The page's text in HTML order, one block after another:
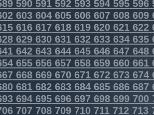
590591592593594595596
603604605606607608609
616617618619620621622
629630631632633634635
642643644645646647648
655656657658659660661
668669670671672673674
681682683684685686687
694695696697698699700
707708709710711712713